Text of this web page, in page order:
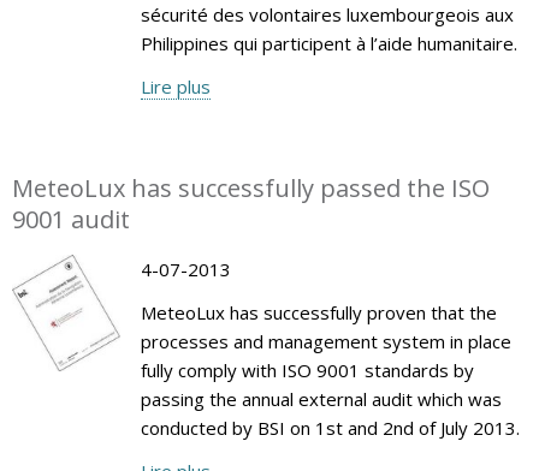
sécurité des volontaires luxembourgeois aux
Philippines qui participent à l’aide humanitaire.
Lire plus
MeteoLux has successfully passed the ISO
9001 audit
4-07-2013
MeteoLux has successfully proven that the
processes and management system in place
fully comply with ISO 9001 standards by
passing the annual external audit which was
conducted by BSI on 1st and 2nd of July 2013.